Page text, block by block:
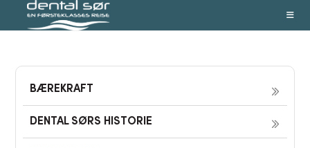
BÆREKRAFT
DENTAL SØRS HISTORIE